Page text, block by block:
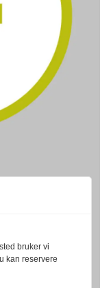
bruker vi
kan reservere